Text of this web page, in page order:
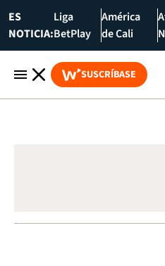
ES
NOTICIA:
Liga
BetPlay
América
de Cali
SUSCRÍBASE